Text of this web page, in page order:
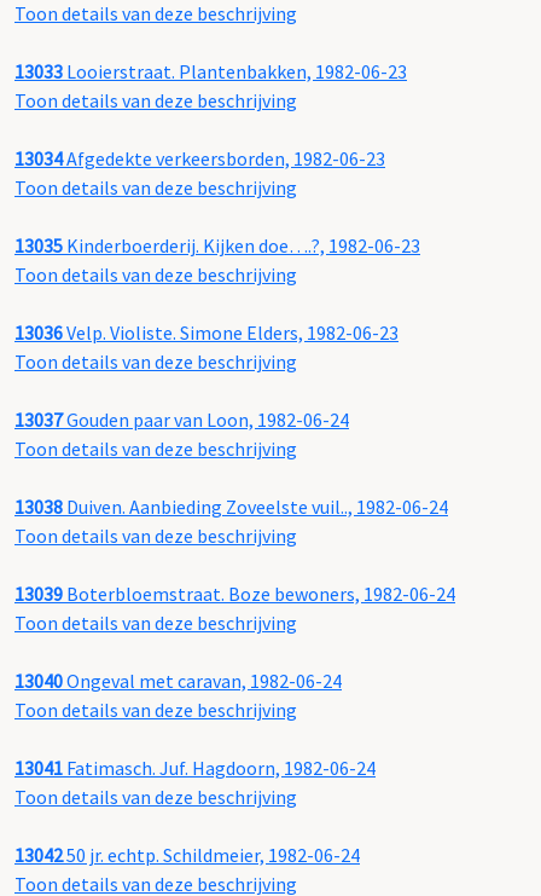
Toon details van deze beschrijving
13033 Looierstraat. Plantenbakken, 1982-06-23
Toon details van deze beschrijving
13034Afgedekte verkeersborden, 1982-06-23
Toon details van deze beschrijving
13035 Kinderboerderij. Kijken doe….?, 1982-06-23
Toon details van deze beschrijving
13036Velp. Violiste. Simone Elders, 1982-06-23
Toon details van deze beschrijving
13037Gouden paar van Loon, 1982-06-24
Toon details van deze beschrijving
13038 Duiven. Aanbieding Zoveelste vuil.., 1982-06-24
Toon details van deze beschrijving
13039 Boterbloemstraat. Boze bewoners, 1982-06-24
Toon details van deze beschrijving
13040Ongeval met caravan, 1982-06-24
Toon details van deze beschrijving
13041 Fatimasch. Juf. Hagdoorn, 1982-06-24
Toon details van deze beschrijving
1304250 jr. echtp. Schildmeier, 1982-06-24
Toon details van deze beschrijving